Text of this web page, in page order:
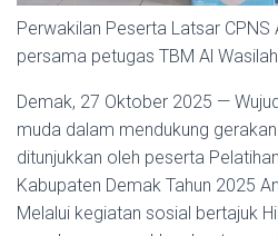
Perwakilan Peserta Latsar
persama petugas TBM Al
Demak, 27 Oktober 2025 —
muda dalam mendukung
ditunjukkan oleh peserta
Kabupaten Demak Tahun 2025
Melalui kegiatan sosial bertajuk